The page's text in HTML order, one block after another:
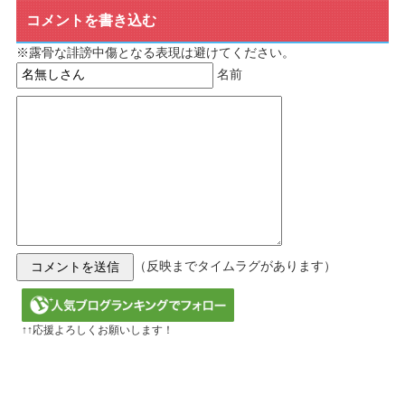
コメントを書き込む
※露骨な誹謗中傷となる表現は避けてください。
名前
（反映までタイムラグがあります）
↑↑応援よろしくお願いします！